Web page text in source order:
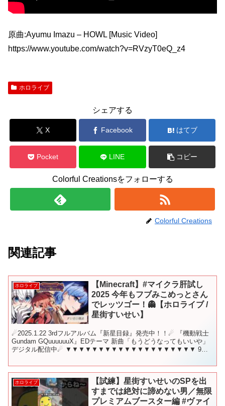
原曲:Ayumu Imazu – HOWL [Music Video]
https://www.youtube.com/watch?v=RVzyT0eQ_z4
ホロライブ
シェアする
X Facebook はてブ
Pocket LINE コピー
Colorful Creationsをフォローする
Colorful Creations
関連記事
ホロライブ
【Minecraft】#マイクラ肝試し
2025 今年もフブみこめっとさん
でレッツゴー！👻【ホロライブ /
星街すいせい】
☄2025.1.22 3rdフルアルバム『新星目録』発売中！！☄ 『機動戦士
Gundam GQuuuuuuX』EDテーマ 新曲「もうどうなってもいいや」
デジタル配信中☄ ▼▼▼▼▼▼▼▼▼▼▼▼▼▼▼▼▼▼▼▼ 9月
ホロライブ
【試練】星街すいせいのSPを出
すまでは絶対に諦めない男／無限
プレミアムブースター編 #ヴァイ